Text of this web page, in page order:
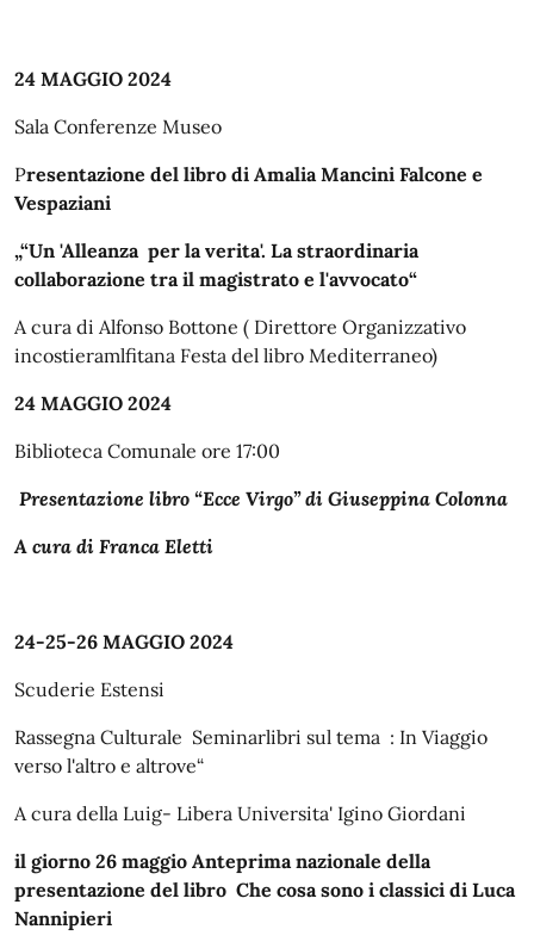
24 MAGGIO 2024
Sala Conferenze Museo
Presentazione del libro di Amalia Mancini Falcone e
Vespaziani
„“Un 'Alleanza per la verita'. La straordinaria
collaborazione tra il magistrato e l'avvocato“
A cura di Alfonso Bottone ( Direttore Organizzativo
incostieramlfitana Festa del libro Mediterraneo)
24 MAGGIO 2024
Biblioteca Comunale ore 17:00
Presentazione libro “Ecce Virgo” di Giuseppina Colonna
A cura di Franca Eletti
24-25-26 MAGGIO 2024
Scuderie Estensi
Rassegna Culturale Seminarlibri sul tema : In Viaggio
verso l'altro e altrove“
A cura della Luig- Libera Universita' Igino Giordani
il giorno 26 maggio Anteprima nazionale della
presentazione del libro Che cosa sono i classici di Luca
Nannipieri